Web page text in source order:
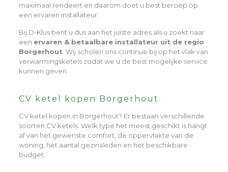
maximaal rendeert en daarom doet u best beroep op
een ervaren installateur.
Bij D-Klus bent u dus aan het juiste adres als u zoekt naar
een ervaren & betaalbare installateur uit de regio
Borgerhout . Wij scholen ons continue bij op het vlak van
verwarmingsketels zodat we u de best mogelijke service
kunnen geven.
CV ketel kopen Borgerhout
CV ketel kopen in Borgerhout? Er bestaan verschillende
soorten CV ketels. Welk type het meest geschikt is hangt
af van het gewenste comfort, de oppervlakte van de
woning, het aantal gezinsleden en het beschikbare
budget.